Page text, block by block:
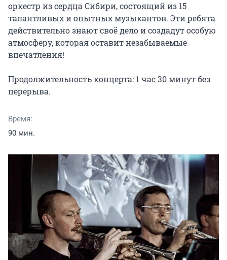
оркестр из сердца Сибири, состоящий из 15
талантливых и опытных музыкантов. Эти ребята
действительно знают своё дело и создадут особую
атмосферу, которая оставит незабываемые
впечатления!
Продолжительность концерта: 1 час 30 минут без
перерыва.
Время:
90 мин.